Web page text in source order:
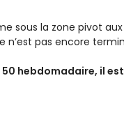
sous la zone pivot
n’est pas encore
hebdomadaire, il